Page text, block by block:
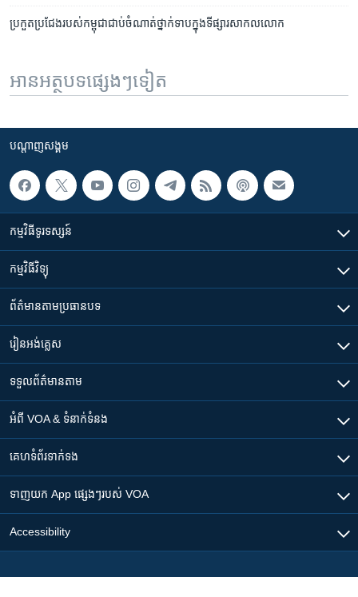
ប្រកួត​ប្រជែង​របស់​កម្ពុជា​ជាប់​ចំណាត់​ថ្នាក់​ទាប​ក្នុង​ទីផ្សារ​សាកលលោក​
អានអត្ថបទផ្សេងៗទៀត
បណ្តាញ​សង្គម
កម្មវិធី​ទូរទស្សន៍
កម្មវិធី​វិទ្យុ
ព័ត៌មាន​តាមប្រធានបទ​
រៀន​​អង់គ្លេស
ទទួល​ព័ត៌មាន​តាម
អំពី​ VOA & ទំនាក់ទំនង
គេហទំព័រ​​ទាក់ទង
ទាញយក​ App ផ្សេងៗ​របស់​ VOA
Accessibility